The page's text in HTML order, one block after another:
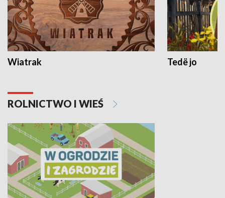
Wiatrak Tedë jo
ROLNICTWO I WIEŚ